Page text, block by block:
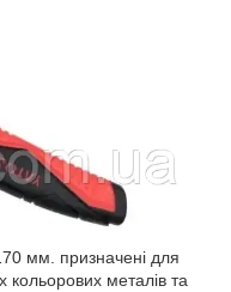
мм. призначені для
кольорових металів та